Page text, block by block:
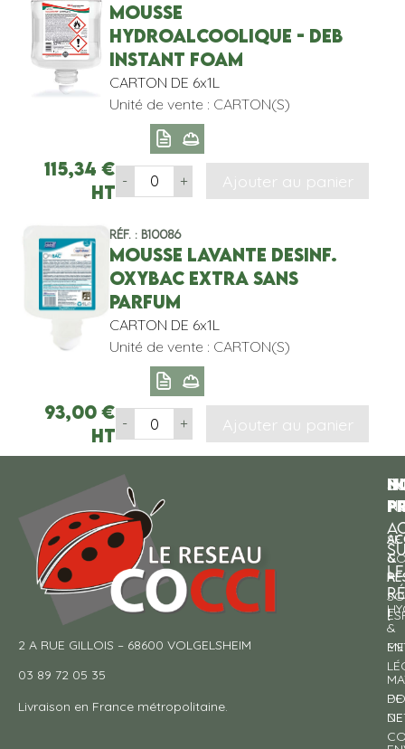
MOUSSE
HYDROALCOOLIQUE - DEB
INSTANT FOAM
CARTON DE 6x1L
Unité de vente : CARTON(S)
115,34€
HT
- + Ajouter au panier
Réf. : B10086
MOUSSE LAVANTE DESINF.
OXYBAC EXTRA SANS
PARFUM
CARTON DE 6x1L
Unité de vente : CARTON(S)
93,00€
HT
- + Ajouter au panier
2 A RUE GILLOIS – 68600 VOLGELSHEIM
03 89 72 05 35
Livraison en France métropolitaine.
&
&
DE
SE
À
DE
!